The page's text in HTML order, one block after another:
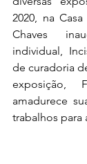
2020, na
Chaves
individual,
de curadoria
exposição,
amadurece
trabalhos para